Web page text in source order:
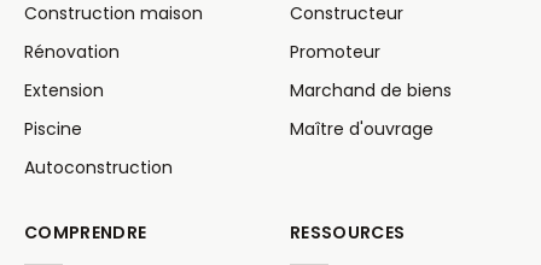
Construction maison
Rénovation
Extension
Piscine
Autoconstruction
Constructeur
Promoteur
Marchand de biens
Maître d'ouvrage
COMPRENDRE RESSOURCES